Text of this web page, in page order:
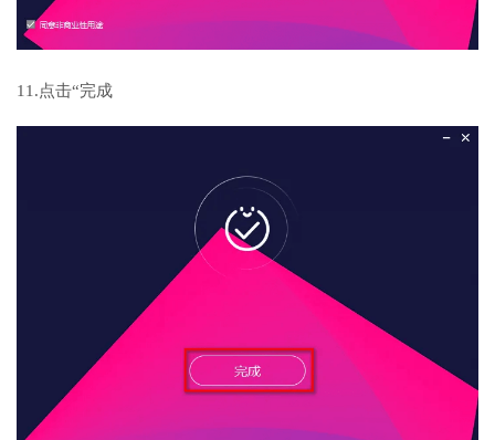
11.点击“完成